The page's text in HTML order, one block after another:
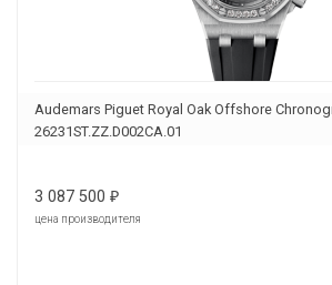
Audemars Piguet Royal Oak Offshore
26231ST.ZZ.D002CA.01
3 087 500 ₽
цена производителя